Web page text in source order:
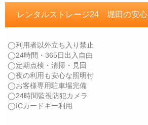
レンタルストレージ24 堀田の安心
◯利用者以外立ち入り禁止
◯24時間・365日出入自由
◯定期点検・清掃・見回
◯夜の利用も安心な照明付
◯お客様専用駐車場完備
◯24時間監視防犯カメラ
◯ICカードキー利用